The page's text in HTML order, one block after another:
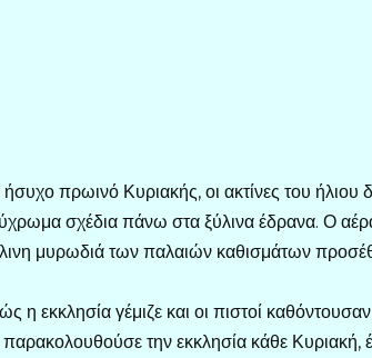
πρωινό Κυριακής, οι ακτίνες του ήλιου
σχέδια πάνω στα ξύλινα έδρανα. Ο
μυρωδιά των παλαιών καθισμάτων
η εκκλησία γέμιζε και οι πιστοί
την εκκλησία κάθε